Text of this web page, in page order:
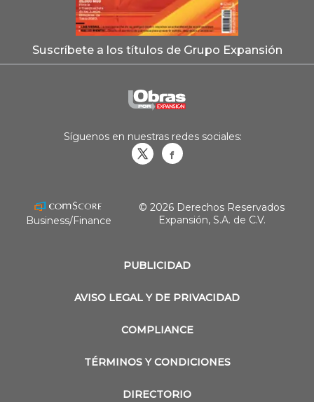
Suscríbete a los títulos de Grupo Expansión
PUBLICIDAD
AVISO LEGAL Y DE PRIVACIDAD
COMPLIANCE
TÉRMINOS Y CONDICIONES
DIRECTORIO
Síguenos en nuestras redes sociales:
Business/Finance
© 2026 Derechos Reservados
Expansión, S.A. de C.V.